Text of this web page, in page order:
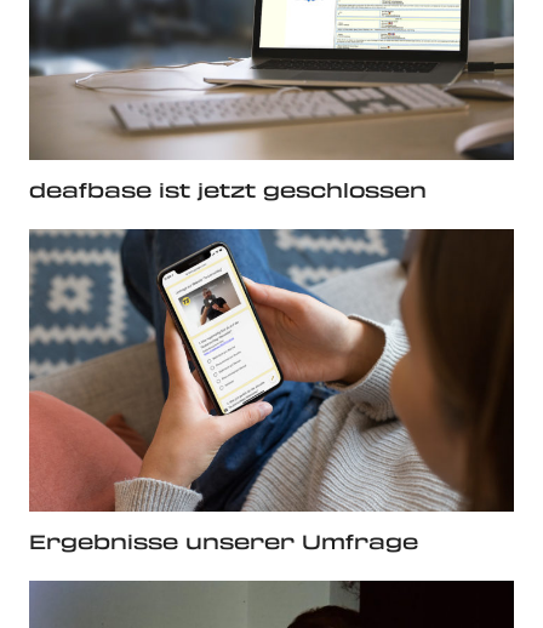
deafbase ist jetzt geschlossen
Ergebnisse unserer Umfrage